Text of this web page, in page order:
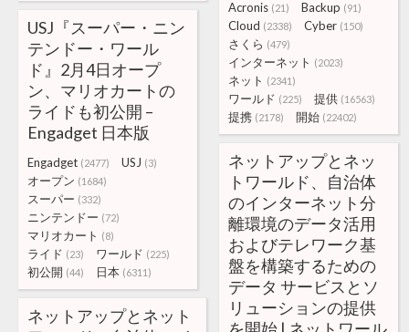
Acronis (21) Backup (91)
Cloud (2338) Cyber (150)
さくら (479)
インターネット (2023)
ネット (2341)
ワールド (225) 提供 (16563)
提携 (2178) 開始 (22402)
USJ『スーパー・ニン
テンドー・ワール
ド』2月4日オープ
ン、マリオカートの
ライドも初公開 –
Engadget 日本版
Engadget (2477) USJ (3)
オープン (1684)
スーパー (332)
ニンテンドー (72)
マリオカート (8)
ライド (23) ワールド (225)
初公開 (44) 日本 (6311)
ネットアップとネッ
トワールド、自治体
のインターネット分
離環境のデータ活用
およびテレワーク基
盤を構築するための
データ サービスとソ
リューションの提供
ネットアップとネット